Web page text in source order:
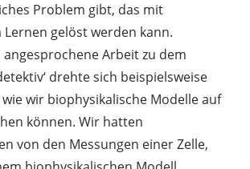
Problem gibt, das mit
gelöst werden kann.
angesprochene Arbeit zu dem
drehte sich beispielsweise
wir biophysikalische Modelle auf
können. Wir hatten
von den Messungen einer Zelle,